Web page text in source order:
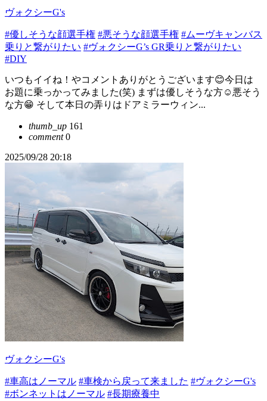
ヴォクシーG's
#優しそうな顔選手権 #悪そうな顔選手権 #ムーヴキャンバス
乗りと繋がりたい #ヴォクシーG’s GR乗りと繋がりたい
#DIY
いつもイイね！やコメントありがとうございます😊今日は
お題に乗っかってみました(笑) まずは優しそうな方☺️悪そう
な方😁 そして本日の弄りはドアミラーウィン...
thumb_up 161
comment0
2025/09/28 20:18
ヴォクシーG's
#車高はノーマル #車検から戻って来ました #ヴォクシーG's
#ボンネットはノーマル #長期療養中